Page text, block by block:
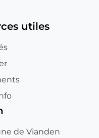
utiles
de Vianden